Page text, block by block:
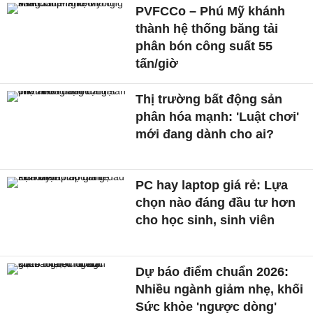
PVFCCo – Phú Mỹ khánh
thành hệ thống băng tải
phân bón công suất 55
tấn/giờ
Thị trường bất động sản
phân hóa mạnh: 'Luật chơi'
mới đang dành cho ai?
PC hay laptop giá rẻ: Lựa
chọn nào đáng đầu tư hơn
cho học sinh, sinh viên
Dự báo điểm chuẩn 2026:
Nhiều ngành giảm nhẹ, khối
Sức khỏe 'ngược dòng'